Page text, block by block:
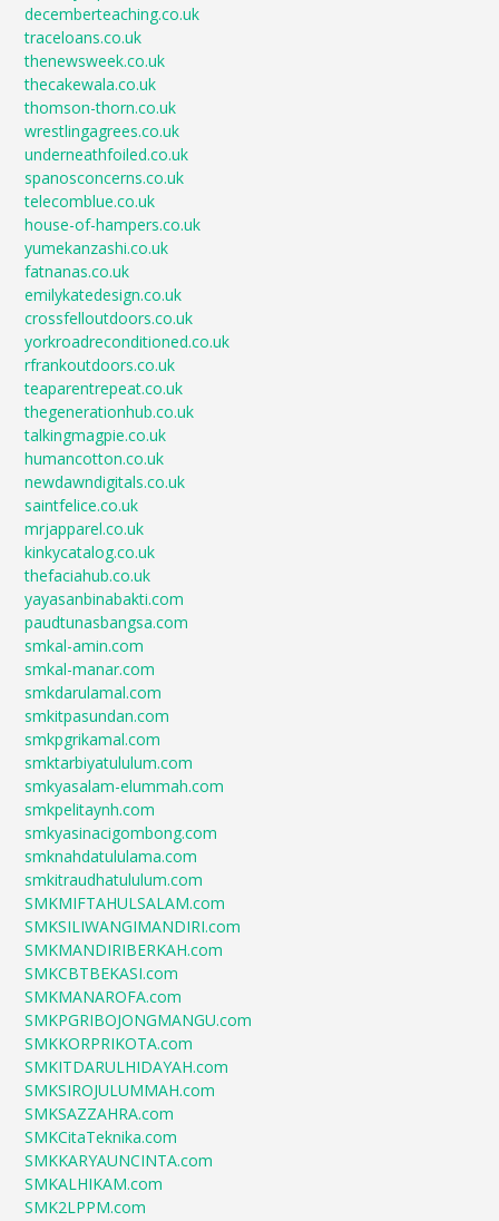
decemberteaching.co.uk
traceloans.co.uk
thenewsweek.co.uk
thecakewala.co.uk
thomson-thorn.co.uk
wrestlingagrees.co.uk
underneathfoiled.co.uk
spanosconcerns.co.uk
telecomblue.co.uk
house-of-hampers.co.uk
yumekanzashi.co.uk
fatnanas.co.uk
emilykatedesign.co.uk
crossfelloutdoors.co.uk
yorkroadreconditioned.co.uk
rfrankoutdoors.co.uk
teaparentrepeat.co.uk
thegenerationhub.co.uk
talkingmagpie.co.uk
humancotton.co.uk
newdawndigitals.co.uk
saintfelice.co.uk
mrjapparel.co.uk
kinkycatalog.co.uk
thefaciahub.co.uk
yayasanbinabakti.com
paudtunasbangsa.com
smkal-amin.com
smkal-manar.com
smkdarulamal.com
smkitpasundan.com
smkpgrikamal.com
smktarbiyatululum.com
smkyasalam-elummah.com
smkpelitaynh.com
smkyasinacigombong.com
smknahdatululama.com
smkitraudhatululum.com
SMKMIFTAHULSALAM.com
SMKSILIWANGIMANDIRI.com
SMKMANDIRIBERKAH.com
SMKCBTBEKASI.com
SMKMANAROFA.com
SMKPGRIBOJONGMANGU.com
SMKKORPRIKOTA.com
SMKITDARULHIDAYAH.com
SMKSIROJULUMMAH.com
SMKSAZZAHRA.com
SMKCitaTeknika.com
SMKKARYAUNCINTA.com
SMKALHIKAM.com
SMK2LPPM.com